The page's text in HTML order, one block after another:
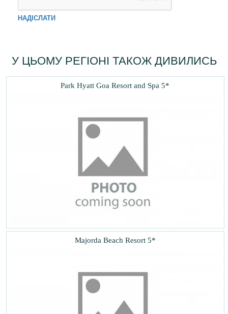
НАДІСЛАТИ
У ЦЬОМУ РЕГІОНІ ТАКОЖ ДИВИЛИСЬ
Park Hyatt Goa Resort and Spa 5*
Majorda Beach Resort 5*